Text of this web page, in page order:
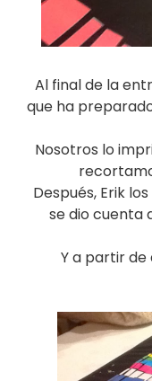
Al final de la
que ha
Nosotros lo
Después, Erik
se dio cuenta
Y a partir